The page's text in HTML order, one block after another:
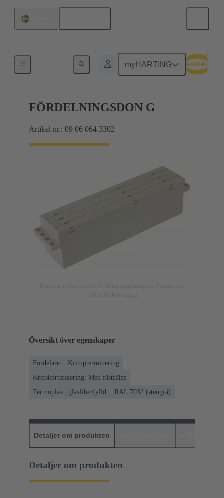
myHARTING
FÖRDELNINGSDON G
Artikel nr.: 09 06 064 3302
Översikt över egenskaper
Fördelare
Krimpterminering
Kretskortsfixering: Med fästfläns
Termoplast, glasfiberfylld
RAL 7032 (stengrå)
Detaljer om produkten
Detaljer om produkten